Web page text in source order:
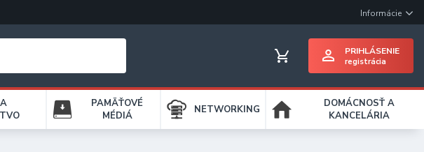
Informácie
PRIHLÁSENIE
registrácia
PAMÄŤOVÉ
MÉDIÁ
NETWORKING
DOMÁCNOSŤ A
KANCELÁRIA